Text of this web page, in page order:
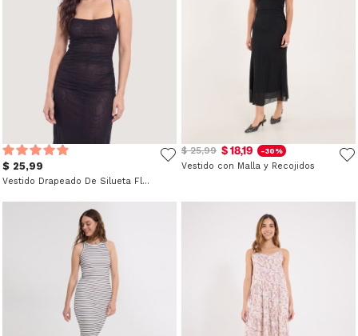
$ 25,99
Vestido Drapeado De Silueta Fluida
$ 25,99 $ 18,19 -30%
Vestido con Malla y Recojidos